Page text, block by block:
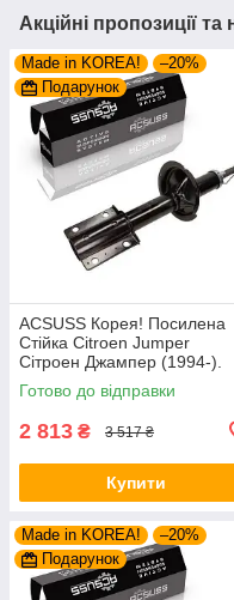
Акційні пропозиції та
Made in KOREA!
–20%
Подарунок
ACSUSS Корея! Посилена
Стійка Citroen Jumper
Сітроен Джампер (1994-).
Передня. Шток 25mm.
280975 , 635853
Готово до відправки
2 813 ₴ 3 517 ₴
Купити
Made in KOREA!
–20%
Подарунок